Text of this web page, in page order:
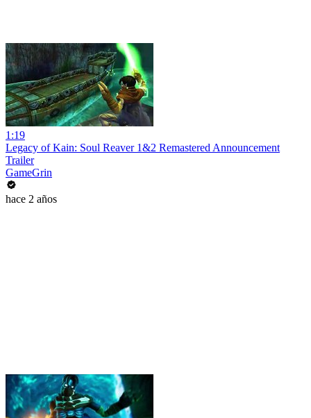
1:19
Legacy of Kain: Soul Reaver 1&2 Remastered Announcement
Trailer
GameGrin
hace 2 años